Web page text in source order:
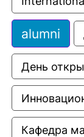
alumni
День
Кафедра